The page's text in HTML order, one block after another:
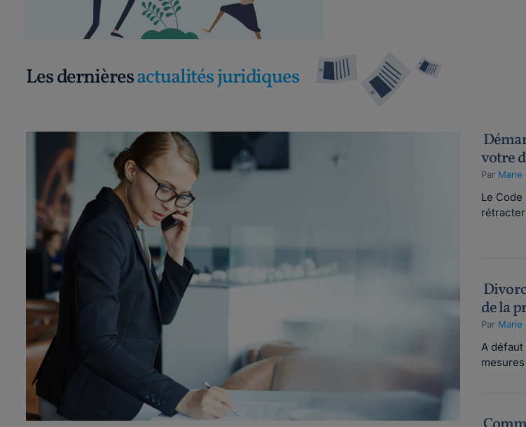
Les dernièresactualités juridiques
votre
Par Marie
Le
rétracter
de la
Par Marie
A défaut